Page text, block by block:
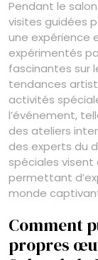
Pendant le
visites guidées
une expérience
expérimentés
fascinantes sur
tendances
activités
l’événement,
des ateliers
des experts du
spéciales visent
permettant
monde
Comment
propres